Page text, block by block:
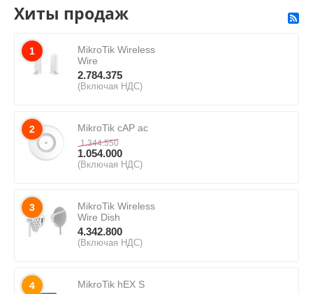
Хиты продаж
1
MikroTik Wireless
Wire
2.784.375
(Включая НДС)
2 MikroTik cAP ac
1.344.550
1.054.000
(Включая НДС)
3
MikroTik Wireless
Wire Dish
4.342.800
(Включая НДС)
4 MikroTik hEX S